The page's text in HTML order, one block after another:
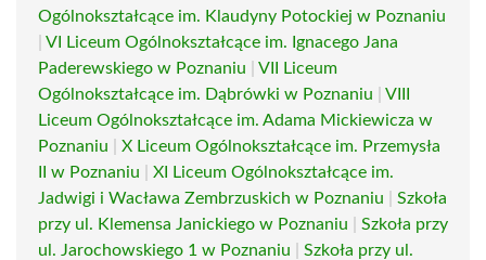
Ogólnokształcące im. Klaudyny Potockiej w Poznaniu
VI Liceum Ogólnokształcące im. Ignacego Jana
Paderewskiego w Poznaniu
VII Liceum
Ogólnokształcące im. Dąbrówki w Poznaniu
VIII
Liceum Ogólnokształcące im. Adama Mickiewicza w
Poznaniu
X Liceum Ogólnokształcące im. Przemysła
II w Poznaniu
XI Liceum Ogólnokształcące im.
Jadwigi i Wacława Zembrzuskich w Poznaniu
Szkoła
przy ul. Klemensa Janickiego w Poznaniu
Szkoła przy
ul. Jarochowskiego 1 w Poznaniu
Szkoła przy ul.